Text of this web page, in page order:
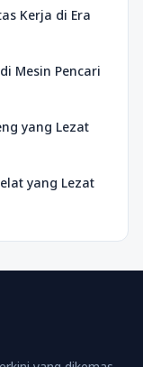
Kerja di Era
Mesin Pencari
yang Lezat
yang Lezat